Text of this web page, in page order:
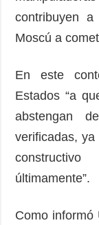
contribuyen
Moscú a
En este
Estados “a
abstengan
verificadas,
últimamente”.
Como informó